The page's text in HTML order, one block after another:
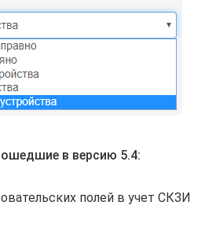
в версию 5.4:
полей в учет СКЗИ